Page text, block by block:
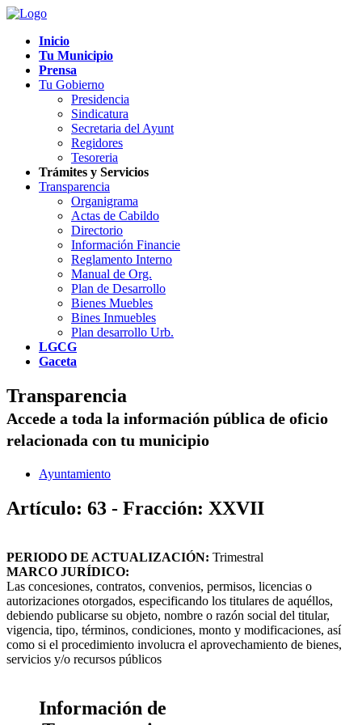
Inicio
Tu Municipio
Prensa
Tu Gobierno
Presidencia
Sindicatura
Secretaria del Ayunt
Regidores
Tesoreria
Trámites y Servicios
Transparencia
Organigrama
Actas de Cabildo
Directorio
Información Financie
Reglamento Interno
Manual de Org.
Plan de Desarrollo
Bienes Muebles
Bines Inmuebles
Plan desarrollo Urb.
LGCG
Gaceta
Transparencia
Accede a toda la información pública de oficio
relacionada con tu municipio
Ayuntamiento
Artículo: 63 - Fracción: XXVII
PERIODO DE ACTUALIZACIÓN: Trimestral
MARCO JURÍDICO:
Las concesiones, contratos, convenios, permisos, licencias o
autorizaciones otorgados, especificando los titulares de aquéllos,
debiendo publicarse su objeto, nombre o razón social del titular,
vigencia, tipo, términos, condiciones, monto y modificaciones, así
como si el procedimiento involucra el aprovechamiento de bienes,
servicios y/o recursos públicos
Información de